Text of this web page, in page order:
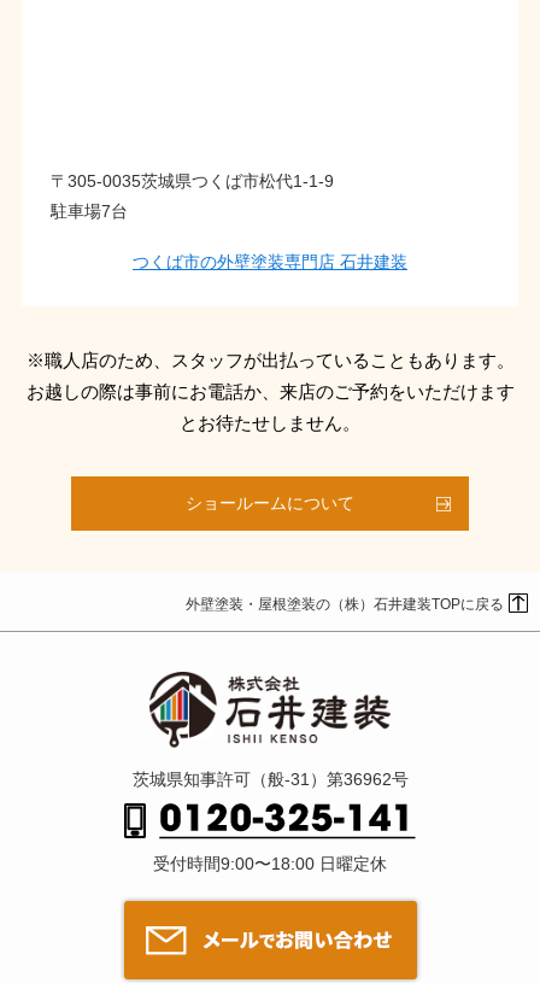
〒305-0035茨城県つくば市松代1-1-9
駐車場7台
つくば市の外壁塗装専門店 石井建装
※職人店のため、スタッフが出払っていることもあります。
お越しの際は事前にお電話か、来店のご予約をいただけます
とお待たせしません。
ショールームについて
外壁塗装・屋根塗装の（株）石井建装TOPに戻る
茨城県知事許可（般-31）第36962号
受付時間9:00〜18:00 日曜定休